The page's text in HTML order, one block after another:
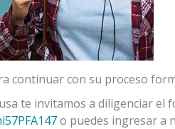
continuar con su proceso
te invitamos a diligenciar
o puedes ingresar a